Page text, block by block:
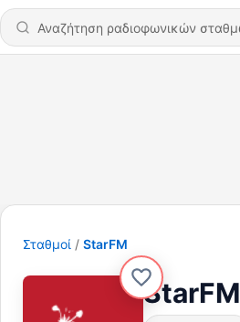
Σταθμοί StarFM
StarFM